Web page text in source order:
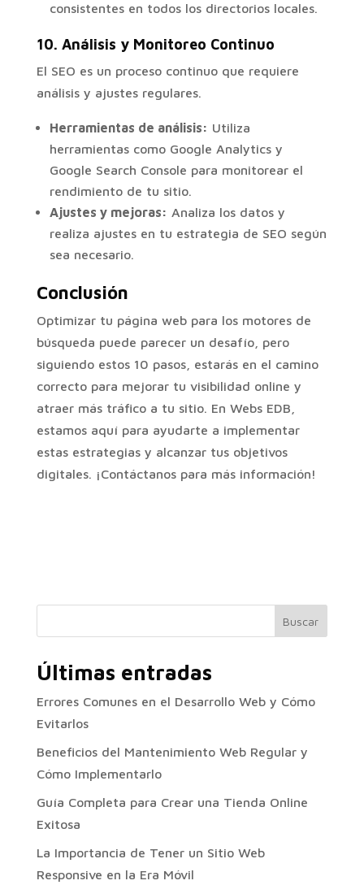
consistentes en todos los directorios locales.
10. Análisis y Monitoreo Continuo
El SEO es un proceso continuo que requiere
análisis y ajustes regulares.
Herramientas de análisis: Utiliza
herramientas como Google Analytics y
Google Search Console para monitorear el
rendimiento de tu sitio.
Ajustes y mejoras: Analiza los datos y
realiza ajustes en tu estrategia de SEO según
sea necesario.
Conclusión
Optimizar tu página web para los motores de
búsqueda puede parecer un desafío, pero
siguiendo estos 10 pasos, estarás en el camino
correcto para mejorar tu visibilidad online y
atraer más tráfico a tu sitio. En Webs EDB,
estamos aquí para ayudarte a implementar
estas estrategias y alcanzar tus objetivos
digitales. ¡Contáctanos para más información!
Buscar
Últimas entradas
Errores Comunes en el Desarrollo Web y Cómo
Evitarlos
Beneficios del Mantenimiento Web Regular y
Cómo Implementarlo
Guía Completa para Crear una Tienda Online
Exitosa
La Importancia de Tener un Sitio Web
Responsive en la Era Móvil